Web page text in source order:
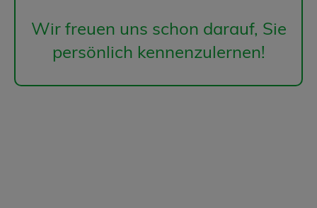
Wir freuen uns schon darauf, Sie
persönlich kennenzulernen!